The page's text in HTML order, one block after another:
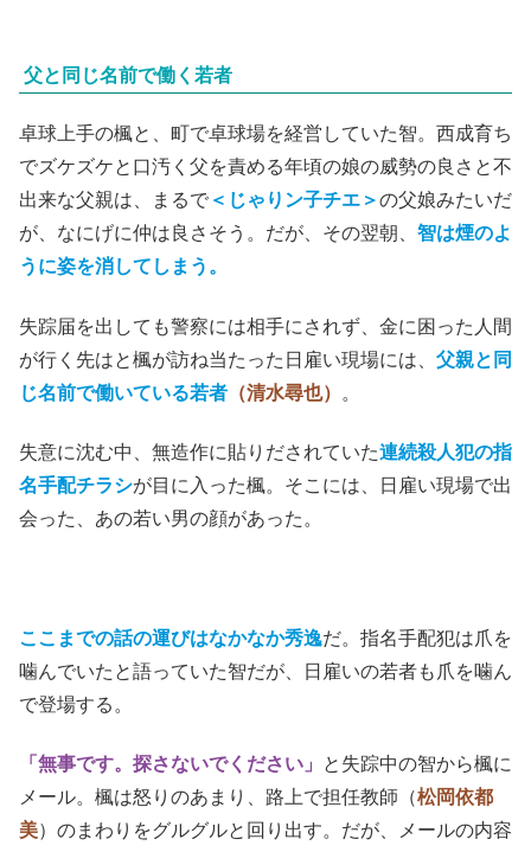
父と同じ名前で働く若者
卓球上手の楓と、町で卓球場を経営していた智。西成育ち
でズケズケと口汚く父を責める年頃の娘の威勢の良さと不
出来な父親は、まるで ＜じゃりン子チエ＞の父娘みたいだ
が、なにげに仲は良さそう。だが、その翌朝、 智は煙のよ
うに姿を消してしまう。
失踪届を出しても警察には相手にされず、金に困った人間
が行く先はと楓が訪ね当たった日雇い現場には、 父親と同
じ名前で働いている若者 （清水尋也） 。
失意に沈む中、無造作に貼りだされていた連続殺人犯の指
名手配チラシが目に入った楓。そこには、日雇い現場で出
会った、あの若い男の顔があった。
ここまでの話の運びはなかなか秀逸だ。指名手配犯は爪を
噛んでいたと語っていた智だが、日雇いの若者も爪を噛ん
で登場する。
「無事です。探さないでください」
と失踪中の智から楓に
メール。楓は怒りのあまり、路上で担任教師（松岡依都
美）のまわりをグルグルと回り出す。だが、メールの内容